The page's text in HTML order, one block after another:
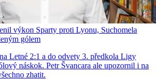
výkon Sparty proti Lyonu, Suchomela
gólem
Letné 2:1 a do odvety 3. předkola Ligy
náskok. Petr Švancara ale upozornil i na
zhatit.